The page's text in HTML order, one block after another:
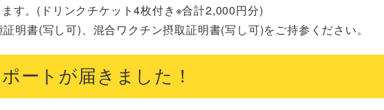
す。(ドリンクチケット4枚付き※合計2,000円分)
明書(写し可)、混合ワクチン摂取証明書(写し可)をご持参ください。
ートが届きました！